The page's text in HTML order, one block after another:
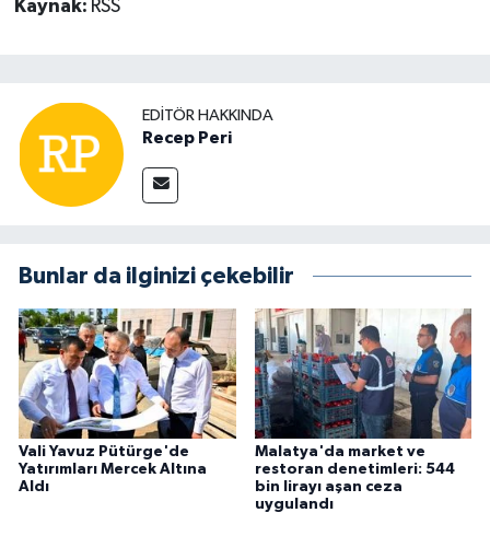
Kaynak: RSS
EDITÖR HAKKINDA
Recep Peri
Bunlar da ilginizi çekebilir
Vali Yavuz Pütürge'de
Yatırımları Mercek Altına
Aldı
Malatya'da market ve
restoran denetimleri: 544
bin lirayı aşan ceza
uygulandı